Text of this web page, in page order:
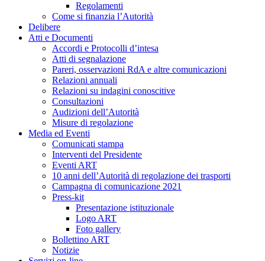
Regolamenti
Come si finanzia l’Autorità
Delibere
Atti e Documenti
Accordi e Protocolli d’intesa
Atti di segnalazione
Pareri, osservazioni RdA e altre comunicazioni
Relazioni annuali
Relazioni su indagini conoscitive
Consultazioni
Audizioni dell’Autorità
Misure di regolazione
Media ed Eventi
Comunicati stampa
Interventi del Presidente
Eventi ART
10 anni dell’Autorità di regolazione dei trasporti
Campagna di comunicazione 2021
Press-kit
Presentazione istituzionale
Logo ART
Foto gallery
Bollettino ART
Notizie